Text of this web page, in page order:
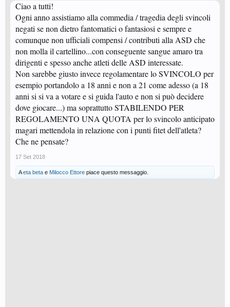
Ciao a tutti!
Ogni anno assistiamo alla commedia / tragedia degli svincoli
negati se non dietro fantomatici o fantasiosi e sempre e
comunque non ufficiali compensi / contributi alla ASD che
non molla il cartellino...con conseguente sangue amaro tra
dirigenti e spesso anche atleti delle ASD interessate.
Non sarebbe giusto invece regolamentare lo SVINCOLO per
esempio portandolo a 18 anni e non a 21 come adesso (a 18
anni si si va a votare e si guida l'auto e non si può decidere
dove giocare...) ma soprattutto STABILENDO PER
REGOLAMENTO UNA QUOTA per lo svincolo anticipato
magari mettendola in relazione con i punti fitet dell'atleta?
Che ne pensate?
17 Set 2018
Aeta beta e Milocco Ettore piace questo messaggio.